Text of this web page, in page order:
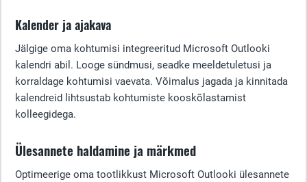
Kalender ja ajakava
Jälgige oma kohtumisi integreeritud Microsoft Outlooki
kalendri abil. Looge sündmusi, seadke meeldetuletusi ja
korraldage kohtumisi vaevata. Võimalus jagada ja kinnitada
kalendreid lihtsustab kohtumiste kooskõlastamist
kolleegidega.
Ülesannete haldamine ja märkmed
Optimeerige oma tootlikkust Microsoft Outlooki ülesannete